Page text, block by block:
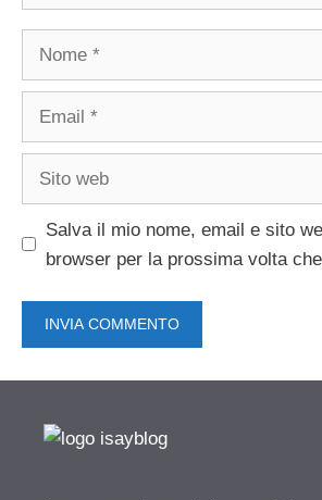
Salva il mio nome, email e sito
browser per la prossima volta